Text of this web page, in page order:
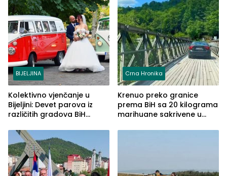
BIJELJINA
Kolektivno vjenčanje u
Bijeljini: Devet parova iz
različitih gradova BiH
Crna Hronika
Krenuo preko granice
prema BiH sa 20 kilograma
marihuane sakrivene u